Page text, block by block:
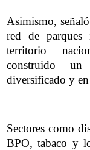
Asimismo,
red de parques
territorio
construido un
diversificado y
Sectores como
BPO, tabaco y